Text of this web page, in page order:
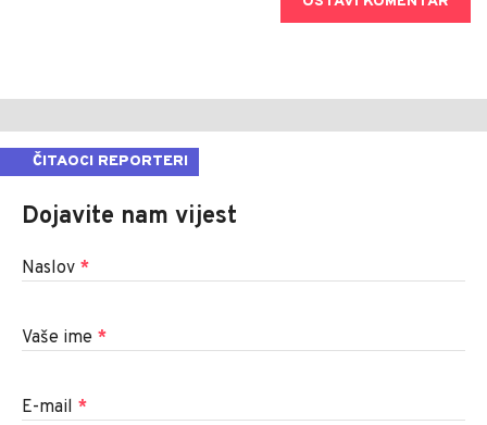
ČITAOCI REPORTERI
Dojavite nam vijest
Naslov *
Vaše ime *
E-mail *